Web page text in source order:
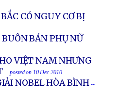
CÓ NGUY CƠ BỊ
BÁN PHỤ NỮ
VIỆT NAM NHƯNG
-- posted on 10 Dec 2010
NOBEL HÒA BÌNH--